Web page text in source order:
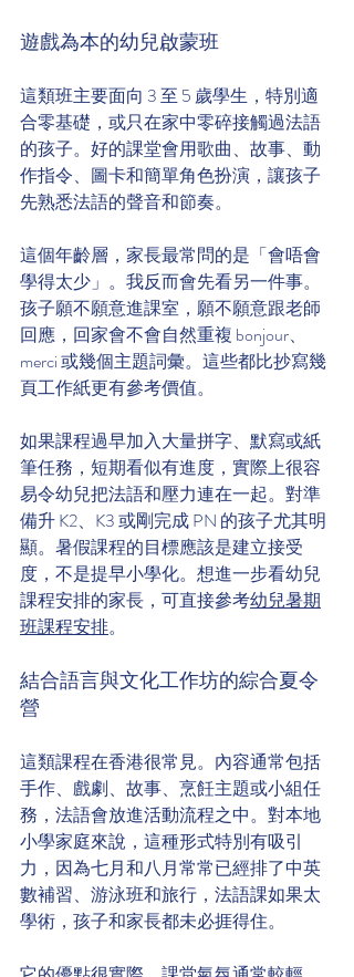
遊戲為本的幼兒啟蒙班
這類班主要面向 3 至 5 歲學生，特別適
合零基礎，或只在家中零碎接觸過法語
的孩子。好的課堂會用歌曲、故事、動
作指令、圖卡和簡單角色扮演，讓孩子
先熟悉法語的聲音和節奏。
這個年齡層，家長最常問的是「會唔會
學得太少」。我反而會先看另一件事。
孩子願不願意進課室，願不願意跟老師
回應，回家會不會自然重複 bonjour、
merci 或幾個主題詞彙。這些都比抄寫幾
頁工作紙更有參考價值。
如果課程過早加入大量拼字、默寫或紙
筆任務，短期看似有進度，實際上很容
易令幼兒把法語和壓力連在一起。對準
備升 K2、K3 或剛完成 PN 的孩子尤其明
顯。暑假課程的目標應該是建立接受
度，不是提早小學化。想進一步看幼兒
課程安排的家長，可直接參考幼兒暑期
班課程安排。
結合語言與文化工作坊的綜合夏令
營
這類課程在香港很常見。內容通常包括
手作、戲劇、故事、烹飪主題或小組任
務，法語會放進活動流程之中。對本地
小學家庭來說，這種形式特別有吸引
力，因為七月和八月常常已經排了中英
數補習、游泳班和旅行，法語課如果太
學術，孩子和家長都未必捱得住。